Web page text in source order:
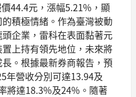
44.4元，漲幅5.21%，顯
積極情緒。作為臺灣被動
企業，雷科在表面黏著元
上持有領先地位，未來將
。根據最新券商報告，預
年營收分別可達13.94及
將達18.3%及24%。隨著